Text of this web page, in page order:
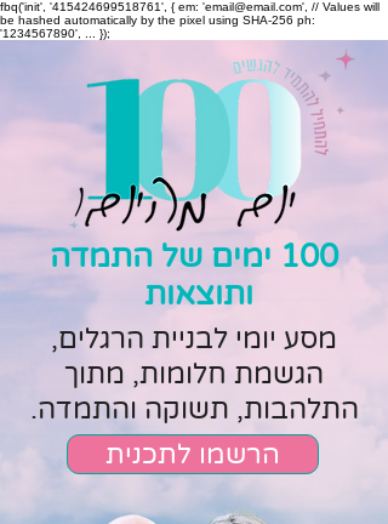
fbq('init', '415424699518761', { em: 'email@email.com', // Values will
be hashed automatically by the pixel using SHA-256 ph:
'1234567890', ... });
100 ימים של התמדה
ותוצאות
מסע יומי לבניית הרגלים,
הגשמת חלומות, מתוך
התלהבות, תשוקה והתמדה.
הרשמו לתכנית